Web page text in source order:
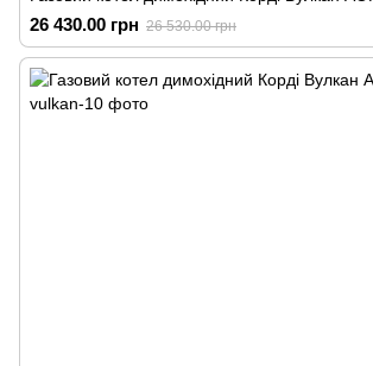
26 430.00 грн 26 530.00 грн